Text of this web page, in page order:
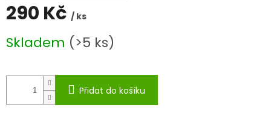
290 Kč / ks
cena:
Skladem (>5 ks)
Přidat do košíku